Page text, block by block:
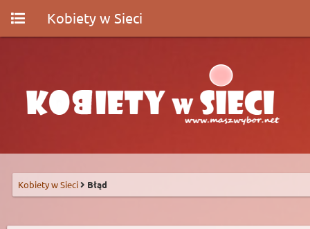
Kobiety w Sieci
Kobiety w Sieci Błąd